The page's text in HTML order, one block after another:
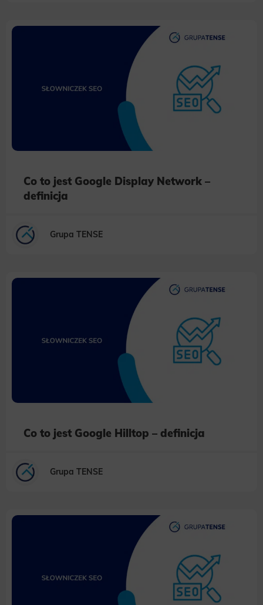
Co to jest Google Display Network –
definicja
Grupa TENSE
Co to jest Google Hilltop – definicja
Grupa TENSE